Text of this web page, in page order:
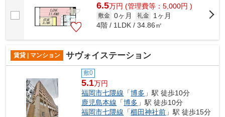
6.5万円 (管理費等：5,000円 )
敷金 0ヶ月 礼金
1ヶ月
4階 / 1LDK / 34.86㎡
賃貸 | マンション サヴォイステーション
敷0
5.1万円
福岡市七隈線 「博多 」駅 徒歩10分
鹿児島本線 「博多 」駅 徒歩10分
福岡市七隈線 「櫛田神社前 」駅 徒歩15分